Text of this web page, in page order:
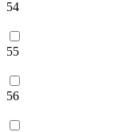
54
55
56